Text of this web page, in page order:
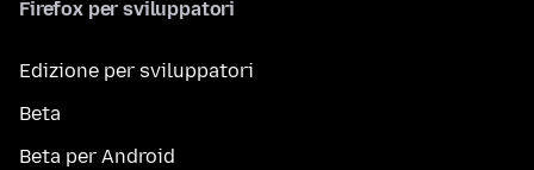
Firefox per sviluppatori
Edizione per sviluppatori
Beta
Beta per Android